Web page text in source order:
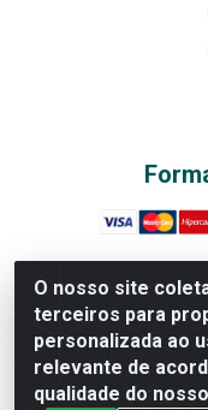
O nosso site
terceiros para
personalizada ao
relevante de
qualidade do
Rede Brasil -
Américas II